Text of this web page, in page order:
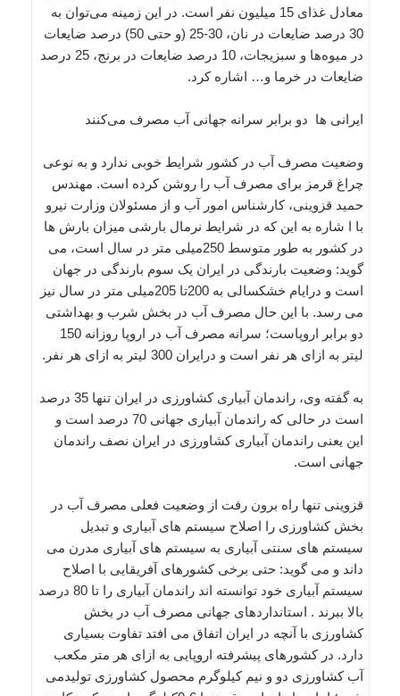
معادل غذای 15 میلیون نفر است. در این زمینه می‌توان به
30 درصد ضایعات در نان، 30‌-25 (و حتی 50) درصد ضایعات
در میوه‌ها و سبزیجات، 10 درصد ضایعات در برنج، 25 درصد
ضایعات در خرما و… اشاره کرد.
ایرانی ها دو برابر سرانه جهانی آب مصرف می‌کنند
وضعیت مصرف آب در کشور شرایط خوبی ندارد و به نوعی
چراغ قرمز برای مصرف آب را روشن کرده است. مهندس
حمید قزوینی، کارشناس امور آب و از مسئولان وزارت نیرو
با ا شاره به این که در شرایط نرمال بارشی میزان بارش ها
در کشور به طور متوسط 250میلی متر در سال است، می
گوید: وضعیت بارندگی در ایران یک سوم بارندگی در جهان
است و درایام خشکسالی به 200تا 205میلی متر در سال نیز
می رسد. با این حال مصرف آب در بخش شرب و بهداشتی
دو برابر اروپاست؛ سرانه مصرف آب در اروپا روزانه 150
لیتر به ازای هر نفر است و درایران 300 لیتر به ازای هر نفر.
به گفته وی، راندمان آبیاری کشاورزی در ایران تنها 35 درصد
است در حالی که راندمان آبیاری جهانی 70 درصد است و
این یعنی راندمان آبیاری کشاورزی در ایران نصف راندمان
جهانی است.
قزوینی تنها راه برون رفت از وضعیت فعلی مصرف آب در
بخش کشاورزی را اصلاح سیستم های آبیاری و تبدیل
سیستم های سنتی آبیاری به سیستم های آبیاری مدرن می
داند و می گوید: حتی برخی کشورهای آفریقایی با اصلاح
سیستم آبیاری خود توانسته اند راندمان آبیاری را تا 80 درصد
بالا ببرند . استانداردهای جهانی مصرف آب در بخش
کشاورزی با آنچه در ایران اتفاق می افتد تفاوت بسیاری
دارد. در کشورهای پیشرفته اروپایی به ازای هر متر مکعب
آب کشاورزی دو و نیم کیلوگرم محصول کشاورزی تولیدمی